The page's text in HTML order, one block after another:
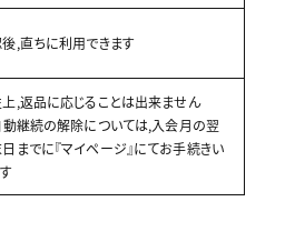
,直ちに利用できます
,返品に応じることは出来ません
動継続の解除については,入会月の翌
までに『マイページ』にてお手続きい